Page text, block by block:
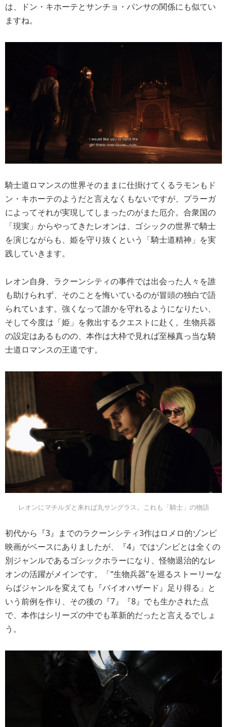
は、ドン・キホーテとサンチョ・パンサの関係にも似てい
ますね。
騎士道ロマンスの世界そのままに仕掛けてくるラモンもド
ン・キホーテのようだと言えなくもないですが、プラーガ
によってそれが実現してしまったのがまた厄介。合衆国の
「現実」からやってきたレオンは、ゴシックの世界で騎士
を演じながらも、姫を守り抜くという「騎士道精神」を実
践していきます。
レオン自身、ラクーンシティの事件では出会った人々を誰
も助けられず、そのことを悔いているのが冒頭の独白で語
られています。強くなって誰かを守れるようになりたい、
そして今度は「姫」を救出するクエストに赴く。生物兵器
の設定はあるものの、本作は大枠で見れば至極真っ当な騎
士道ロマンスの王道です。
レオンにマチルダと来れば丸サングラス。これも「騎士」の物語
初代から『3』までのラクーンシティ3作はロメロ的ゾンビ
映画がベースにありましたが、『4』ではゾンビとは全くの
別ジャンルであるゴシックホラーになり、怪物退治的なレ
オンの活躍がメインです。「“生物兵器”を巡るストーリーな
らばジャンルを変えても『バイオハザード』足り得る」と
いう前例を作り、その後の『7』『8』でも生かされた点
で、本作はシリーズの中でも革新的だったと言えるでしょ
う。